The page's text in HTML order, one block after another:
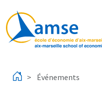
Événements